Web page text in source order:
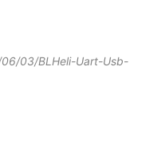
03/BLHeli-Uart-Usb-